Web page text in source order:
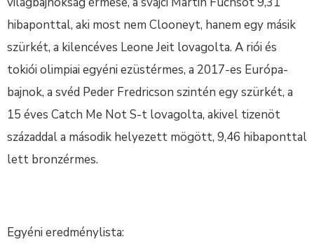
hibaponttal, aki most nem Clooneyt, hanem egy másik
szürkét, a kilencéves Leone Jeit lovagolta. A riói és
tokiói olimpiai egyéni ezüstérmes, a 2017-es Európa-
bajnok, a svéd Peder Fredricson szintén egy szürkét, a
15 éves Catch Me Not S-t lovagolta, akivel tizenöt
századdal a második helyezett mögött, 9,46 hibaponttal
lett bronzérmes.
Egyéni eredménylista: